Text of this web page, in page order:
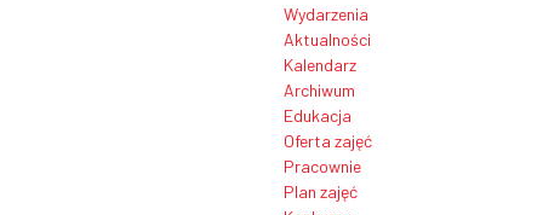
Wydarzenia
Aktualności
Kalendarz
Archiwum
Edukacja
Oferta zajęć
Pracownie
Plan zajęć